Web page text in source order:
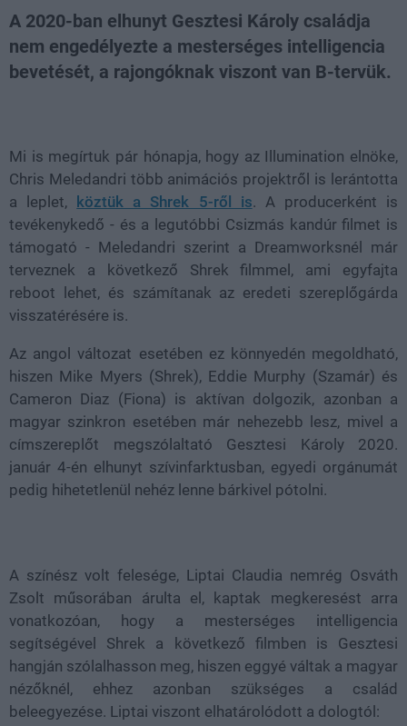
A 2020-ban elhunyt Gesztesi Károly családja
nem engedélyezte a mesterséges intelligencia
bevetését, a rajongóknak viszont van B-tervük.
Mi is megírtuk pár hónapja, hogy az Illumination elnöke,
Chris Meledandri több animációs projektről is lerántotta
a leplet, köztük a Shrek 5-ről is. A producerként is
tevékenykedő - és a legutóbbi Csizmás kandúr filmet is
támogató - Meledandri szerint a Dreamworksnél már
terveznek a következő Shrek filmmel, ami egyfajta
reboot lehet, és számítanak az eredeti szereplőgárda
visszatérésére is.
Az angol változat esetében ez könnyedén megoldható,
hiszen Mike Myers (Shrek), Eddie Murphy (Szamár) és
Cameron Diaz (Fiona) is aktívan dolgozik, azonban a
magyar szinkron esetében már nehezebb lesz, mivel a
címszereplőt megszólaltató Gesztesi Károly 2020.
január 4-én elhunyt szívinfarktusban, egyedi orgánumát
pedig hihetetlenül nehéz lenne bárkivel pótolni.
A színész volt felesége, Liptai Claudia nemrég Osváth
Zsolt műsorában árulta el, kaptak megkeresést arra
vonatkozóan, hogy a mesterséges intelligencia
segítségével Shrek a következő filmben is Gesztesi
hangján szólalhasson meg, hiszen eggyé váltak a magyar
nézőknél, ehhez azonban szükséges a család
beleegyezése. Liptai viszont elhatárolódott a dologtól: